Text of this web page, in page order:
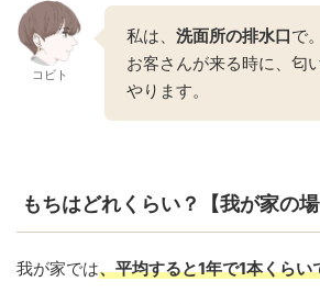
コビト
私は、 洗面所の排水口で。
お客さんが来る時に、匂
やります。
もちはどれくらい？【我が家の場
我が家では、平均すると1年で1本くらい